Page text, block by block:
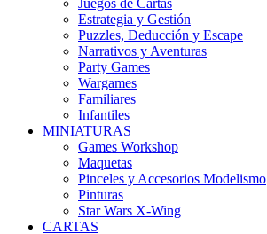
Estrategia y Gestión
Puzzles, Deducción y Escape
Narrativos y Aventuras
Party Games
Wargames
Familiares
Infantiles
MINIATURAS
Games Workshop
Maquetas
Pinceles y Accesorios Modelismo
Pinturas
Star Wars X-Wing
CARTAS